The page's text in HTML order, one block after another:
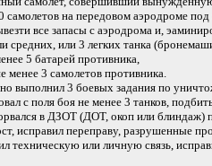
на передовом аэродроме
все запасы с аэродрома и,
или 3 легких танка
5 батарей противника,
3 самолетов противника.
выполнил 3 боевых задания по
с поля боя не менее 3 танков,
в ДЗОТ (ДОТ, окоп или блиндаж)
исправил переправу, разрушенные
техническую или личную связь,